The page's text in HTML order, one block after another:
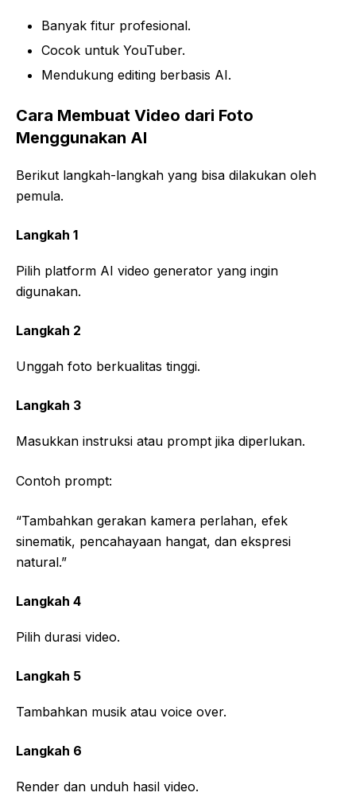
Banyak fitur profesional.
Cocok untuk YouTuber.
Mendukung editing berbasis AI.
Cara Membuat Video dari Foto
Menggunakan AI
Berikut langkah-langkah yang bisa dilakukan oleh
pemula.
Langkah 1
Pilih platform AI video generator yang ingin
digunakan.
Langkah 2
Unggah foto berkualitas tinggi.
Langkah 3
Masukkan instruksi atau prompt jika diperlukan.
Contoh prompt:
“Tambahkan gerakan kamera perlahan, efek
sinematik, pencahayaan hangat, dan ekspresi
natural.”
Langkah 4
Pilih durasi video.
Langkah 5
Tambahkan musik atau voice over.
Langkah 6
Render dan unduh hasil video.